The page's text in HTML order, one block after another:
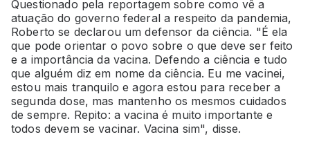
Questionado pela reportagem sobre como vê a
atuação do governo federal a respeito da pandemia,
Roberto se declarou um defensor da ciência. "É ela
que pode orientar o povo sobre o que deve ser feito
e a importância da vacina. Defendo a ciência e tudo
que alguém diz em nome da ciência. Eu me vacinei,
estou mais tranquilo e agora estou para receber a
segunda dose, mas mantenho os mesmos cuidados
de sempre. Repito: a vacina é muito importante e
todos devem se vacinar. Vacina sim", disse.